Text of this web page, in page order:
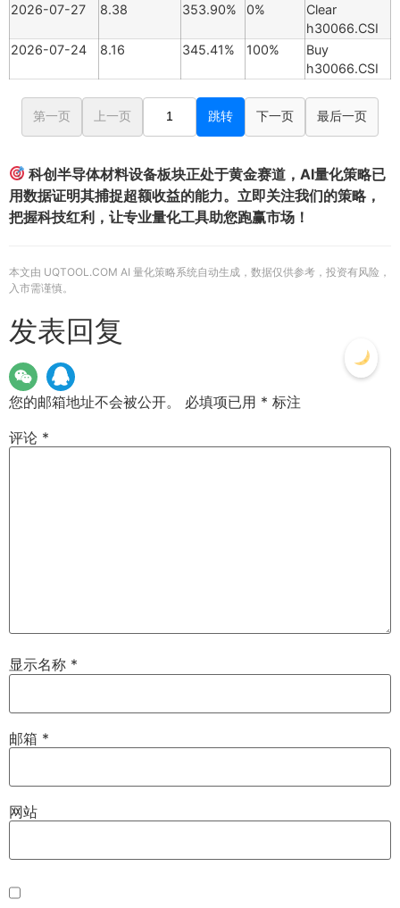
2026-07-27
8.38 353.90% 0%
Clear
h30066.CSI
2026-07-24
8.16 345.41% 100%
Buy
h30066.CSI
第一页 上一页 跳转 下一页 最后一页
科创半导体材料设备板块正处于黄金赛道，AI量化策略已
用数据证明其捕捉超额收益的能力。立即关注我们的策略，
把握科技红利，让专业量化工具助您跑赢市场！
本文由 UQTOOL.COM AI 量化策略系统自动生成，数据仅供参考，投资有风险，
入市需谨慎。
发表回复
您的邮箱地址不会被公开。 必填项已用 * 标注
评论 *
显示名称 *
邮箱 *
网站